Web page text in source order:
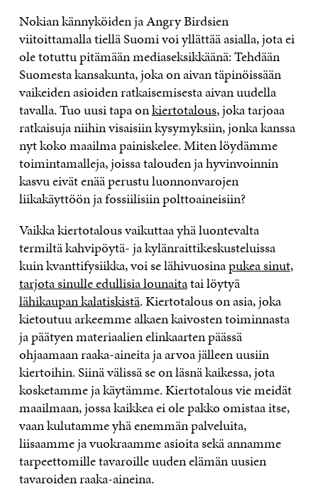
Nokian kännyköiden ja Angry Birdsien
viitoittamalla tiellä Suomi voi yllättää asialla, jota ei
ole totuttu pitämään mediaseksikkäänä: Tehdään
Suomesta kansakunta, joka on aivan täpinöissään
vaikeiden asioiden ratkaisemisesta aivan uudella
tavalla. Tuo uusi tapa onkiertotalous, joka tarjoaa
ratkaisuja niihin visaisiin kysymyksiin, jonka kanssa
nyt koko maailma painiskelee. Miten löydämme
toimintamalleja, joissa talouden ja hyvinvoinnin
kasvu eivät enää perustu luonnonvarojen
liikakäyttöön ja fossiilisiin polttoaineisiin?
Vaikka kiertotalous vaikuttaa yhä luontevalta
termiltä kahvipöytä- ja kylänraittikeskusteluissa
kuin kvanttifysiikka, voi se lähivuosinapukea sinut,
tarjota sinulle edullisia lounaitatai löytyä
lähikaupan kalatiskistä. Kiertotalous on asia, joka
kietoutuu arkeemme alkaen kaivosten toiminnasta
ja päätyen materiaalien elinkaarten päässä
ohjaamaan raaka-aineita ja arvoa jälleen uusiin
kiertoihin. Siinä välissä se on läsnä kaikessa, jota
kosketamme ja käytämme. Kiertotalous vie meidät
maailmaan, jossa kaikkea ei ole pakko omistaa itse,
vaan kulutamme yhä enemmän palveluita,
liisaamme ja vuokraamme asioita sekä annamme
tarpeettomille tavaroille uuden elämän uusien
tavaroiden raaka-aineina.